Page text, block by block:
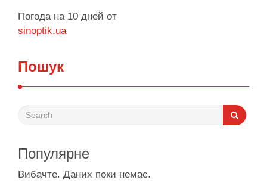
Погода на 10 дней от
sinoptik.ua
Пошук
Популярне
Вибачте. Даних поки немає.